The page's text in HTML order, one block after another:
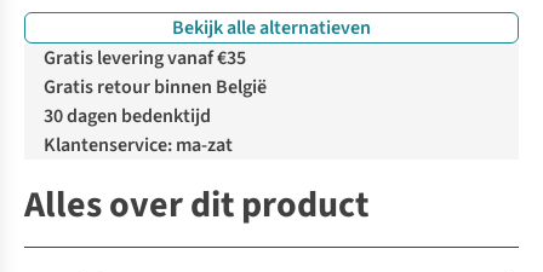
%
Bekijk alle alternatieven
Gratis levering vanaf €35
Gratis retour binnen België
30 dagen bedenktijd
Klantenservice: ma-zat
Alles over dit product